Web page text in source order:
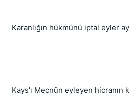
Karanlığın hükmünü iptal eyler
Kays'ı Mecnûn eyleyen hicranın